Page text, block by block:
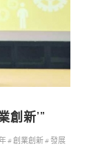
創新’”
# 創業創新# 發展